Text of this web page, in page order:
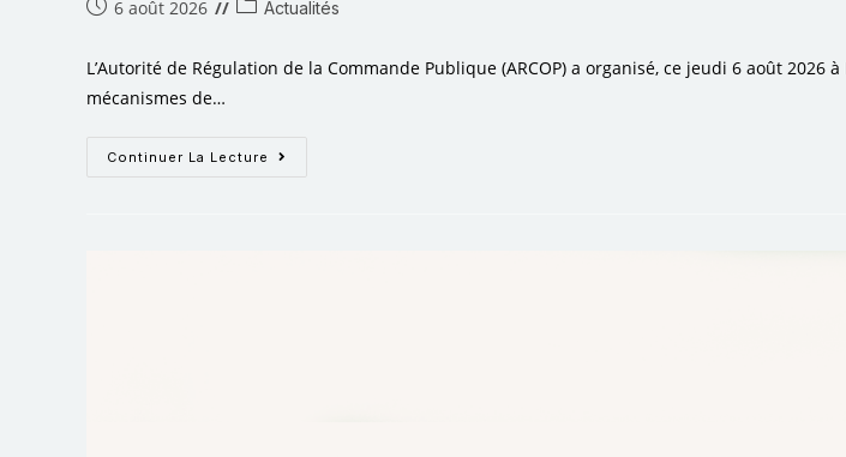
6 août 2026 Actualités
L’Autorité de Régulation de la Commande Publique (ARCOP) a organisé, ce jeudi 6 août
mécanismes de…
Continuer La Lecture